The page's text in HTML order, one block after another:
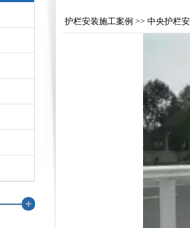
护栏安装施工案例 >> 中央护栏